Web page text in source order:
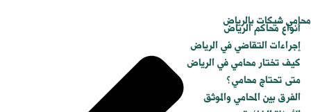
محامي شيكات بالرياض
أنواع محاكم الرياض
إجراءات التقاضي في الرياض
كيف تختار محامي في الرياض
متى تحتاج محامي؟
الفرق بين المحامي والموثق